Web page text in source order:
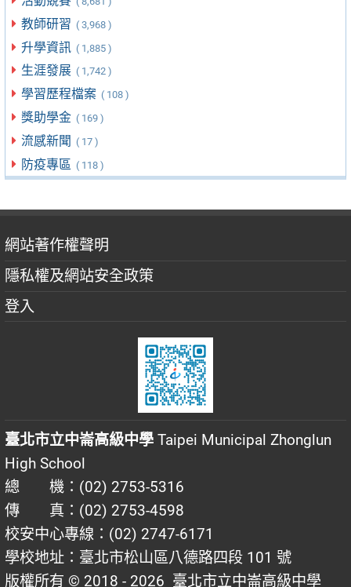
教師研習 ( 3,968 )
升學資訊 ( 1,885 )
生涯發展 ( 1,742 )
學習歷程檔案 ( 108 )
獎助學金 ( 169 )
流感新聞 ( 17 )
防疫專區 ( 118 )
網站著作權聲明
隱私權及網站安全政策
登入
臺北市立中崙高級中學 Taipei Municipal Zhonglun
High School
總 機：(02) 2753-5316
傳 真：(02) 2753-4598
校安中心專線：(02) 2747-6171
學校地址：臺北市松山區八德路四段 101 號
版權所有 © 2018 - 2026 臺北市立中崙高級中學